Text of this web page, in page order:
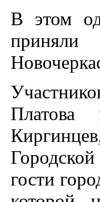
В этом
Платова
гости